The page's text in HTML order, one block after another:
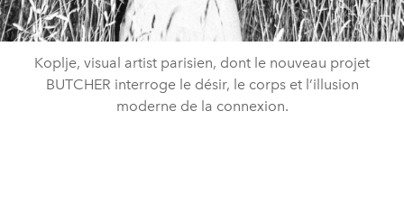
Koplje, visual artist parisien, dont le nouveau projet
BUTCHER interroge le désir, le corps et l’illusion
moderne de la connexion.